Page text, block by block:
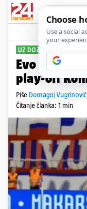
UZ DOZU OPREZA
Evo kolike
play-off
Piše Domagoj Vugrinović
Čitanje članka: 1 min